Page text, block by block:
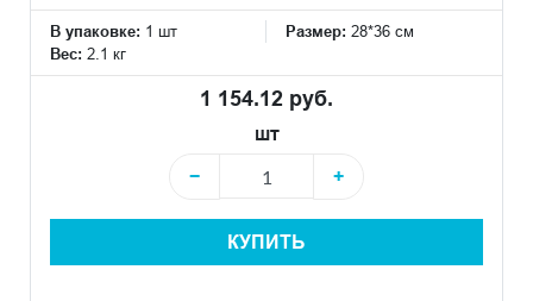
В упаковке: 1 шт Размер: 28*36 см
Вес: 2.1 кг
1 154.12 руб.
шт
−
+
КУПИТЬ